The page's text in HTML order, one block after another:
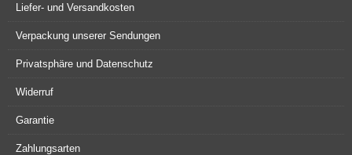
Liefer- und Versandkosten
Verpackung unserer Sendungen
Privatsphäre und Datenschutz
Widerruf
Garantie
Zahlungsarten